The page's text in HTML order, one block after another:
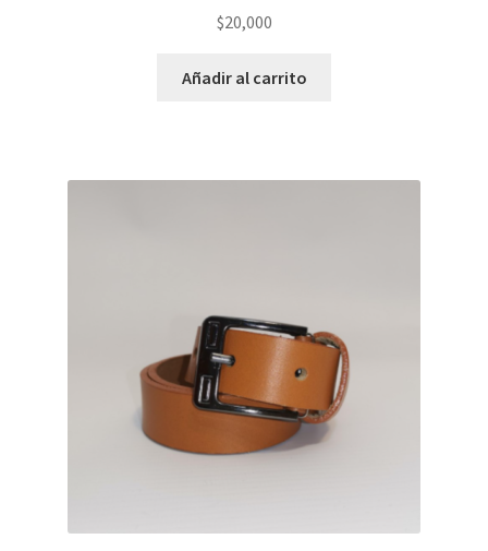
$20,000
Añadir al carrito